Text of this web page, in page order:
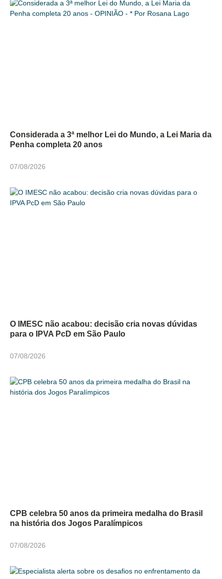
Considerada a 3ª melhor Lei do Mundo, a Lei Maria da
Penha completa 20 anos
07/08/2026
O IMESC não acabou: decisão cria novas dúvidas
para o IPVA PcD em São Paulo
07/08/2026
CPB celebra 50 anos da primeira medalha do Brasil
na história dos Jogos Paralímpicos
07/08/2026